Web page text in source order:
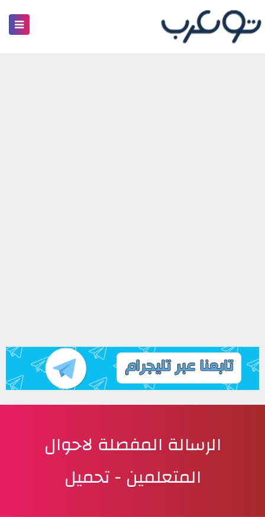
الرسالة المفصلة لاحوال
المتعلمين - تحميل